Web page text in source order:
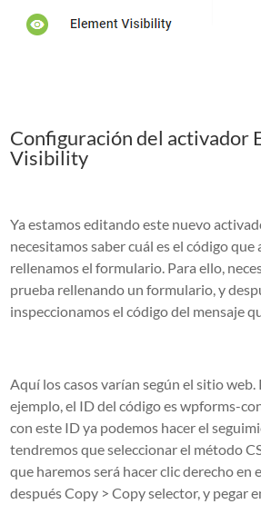
Configuración del activador
Visibility
Ya estamos editando este nuevo
necesitamos saber cuál es el código que
rellenamos el formulario. Para ello,
prueba rellenando un formulario, y
inspeccionamos el código del mensaje
Aquí los casos varían según el sitio
ejemplo, el ID del código es wpforms-
con este ID ya podemos hacer el
tendremos que seleccionar el método
que haremos será hacer clic derecho en
después Copy > Copy selector, y pegar